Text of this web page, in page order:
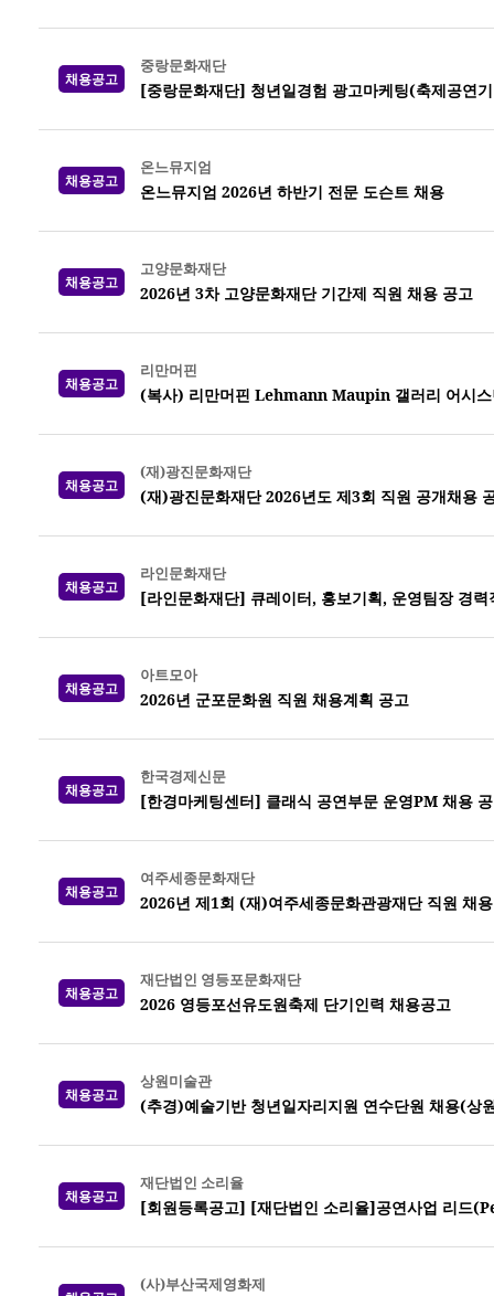
채용공고
중랑문화재단
[중랑문화재단] 청년일경험 광고마케팅(축제공연
채용공고
온느뮤지엄
온느뮤지엄 2026년 하반기 전문 도슨트 채용
채용공고
고양문화재단
2026년 3차 고양문화재단 기간제 직원 채용 공고
채용공고
리만머핀
(복사) 리만머핀 Lehmann Maupin 갤러리 어시스
채용공고
(재)광진문화재단
(재)광진문화재단 2026년도 제3회 직원 공개채용
채용공고
라인문화재단
[라인문화재단] 큐레이터, 홍보기획, 운영팀장 경력
채용공고
아트모아
2026년 군포문화원 직원 채용계획 공고
채용공고
한국경제신문
[한경마케팅센터] 클래식 공연부문 운영PM 채용
채용공고
여주세종문화재단
2026년 제1회 (재)여주세종문화관광재단 직원 채
채용공고
재단법인 영등포문화재단
2026 영등포선유도원축제 단기인력 채용공고
채용공고
상원미술관
(추경)예술기반 청년일자리지원 연수단원 채용(상
채용공고
재단법인 소리율
[회원등록공고] [재단법인 소리율]공연사업 리드
(사)부산국제영화제